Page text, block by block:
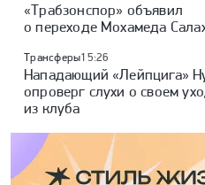
«Трабзонспор» объявил
о переходе Мохамеда
Трансферы15:26
Нападающий «Лейпцига»
опроверг слухи о своем
из клуба